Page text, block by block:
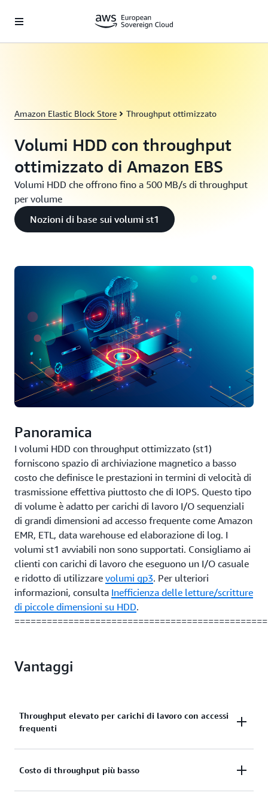
Amazon Elastic Block Store Throughput ottimizzato
Volumi HDD con throughput
ottimizzato di Amazon EBS
Volumi HDD che offrono fino a 500 MB/s di throughput
per volume
Nozioni di base sui volumi st1
Panoramica
I volumi HDD con throughput ottimizzato (st1)
forniscono spazio di archiviazione magnetico a basso
costo che definisce le prestazioni in termini di velocità di
trasmissione effettiva piuttosto che di IOPS. Questo tipo
di volume è adatto per carichi di lavoro I/O sequenziali
di grandi dimensioni ad accesso frequente come Amazon
EMR, ETL, data warehouse ed elaborazione di log. I
volumi st1 avviabili non sono supportati. Consigliamo ai
clienti con carichi di lavoro che eseguono un I/O casuale
e ridotto di utilizzare volumi gp3. Per ulteriori
informazioni, consulta Inefficienza delle letture/scritture
di piccole dimensioni su HDD.
Vantaggi
Throughput elevato per carichi di lavoro con accessi
frequenti
impiegano dischi rigidi (HDD) e sono ideali per
carichi di lavoro con accessi frequenti, carichi di
Costo di throughput più basso